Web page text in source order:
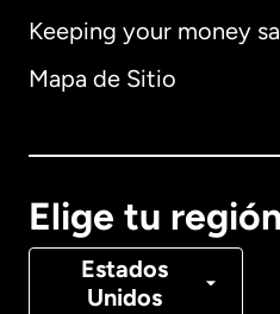
Keeping your money
Mapa de Sitio
Elige tu región
Estados
Unidos
Alemania
Canadá Français